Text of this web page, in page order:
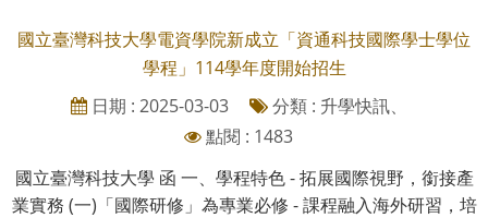
國立臺灣科技大學電資學院新成立「資通科技國際學士學位
學程」114學年度開始招生
日期 : 2025-03-03
分類 : 升學快訊、
點閱 : 1483
國立臺灣科技大學 函 一、學程特色 - 拓展國際視野，銜接產
業實務 (一)「國際研修」為專業必修 - 課程融入海外研習，培